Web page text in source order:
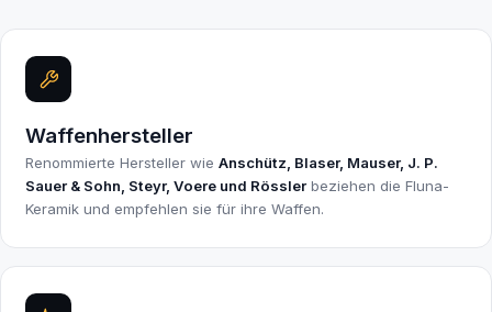
Waffenhersteller
Renommierte Hersteller wieAnschütz, Blaser, Mauser, J. P.
Sauer & Sohn, Steyr, Voere und Rössler beziehen die Fluna-
Keramik und empfehlen sie für ihre Waffen.